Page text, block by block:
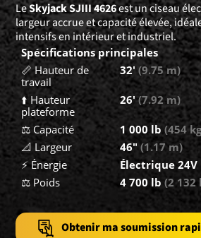
LeSkyjack SJIII 4626est un ciseau
largeur accrue et capacité élevée,
intensifs en intérieur et industriel.
Spécifications principales
📏 Hauteur de
travail
32′(9.75 m)
⬆️ Hauteur
plateforme
26′(7.92 m)
⚖️ Capacité 1 000 lb(454
📐 Largeur
46″(1.17 m)
⚡ Énergie
Électrique 24V
⚖️ Poids
4 700 lb(2 132
Obtenir ma soumission